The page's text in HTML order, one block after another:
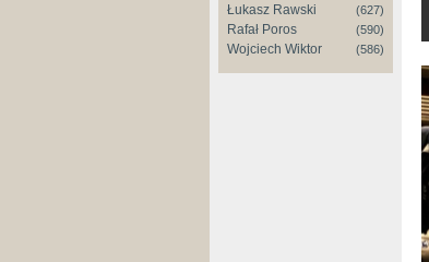
Łukasz Rawski (627)
Rafał Poros (590)
Wojciech Wiktor (586)